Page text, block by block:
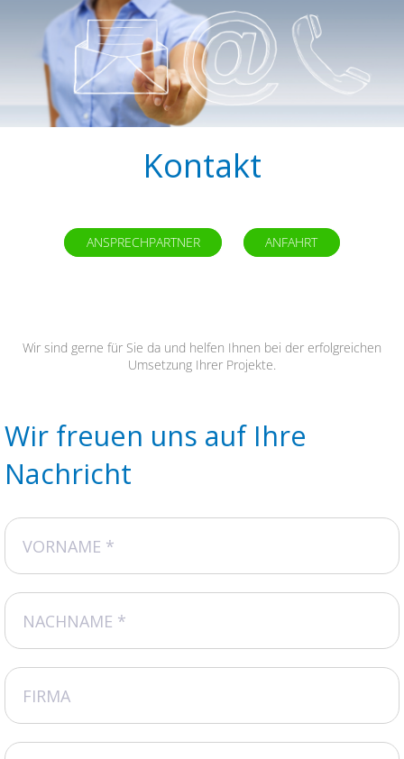
Kontakt
ANSPRECHPARTNER ANFAHRT
Wir sind gerne für Sie da und helfen Ihnen bei der erfolgreichen
Umsetzung Ihrer Projekte.
Wir freuen uns auf Ihre
Nachricht